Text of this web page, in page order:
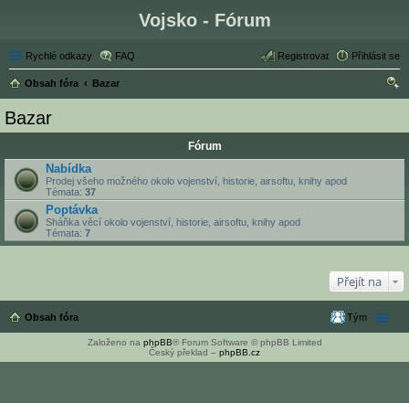
Vojsko - Fórum
Rychlé odkazy FAQ Přihlásit se
Registrovat
Obsah fóra
Bazar
Bazar
Fórum
Nabídka
Prodej všeho možného okolo vojenství, historie, airsoftu, knihy apod
Témata: 37
Poptávka
Sháňka věcí okolo vojenství, historie, airsoftu, knihy apod
Témata: 7
Přejít na
Obsah fóra Tým
Založeno na phpBB® Forum Software © phpBB Limited
Český překlad – phpBB.cz